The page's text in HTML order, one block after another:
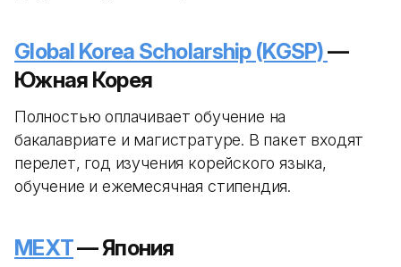
Global Korea Scholarship (KGSP)—
Южная Корея
Полностью оплачивает обучение на
бакалавриате и магистратуре. В пакет входят
перелет, год изучения корейского языка,
обучение и ежемесячная стипендия.
MEXT— Япония